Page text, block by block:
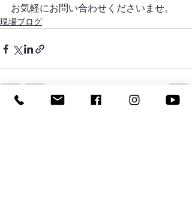
お気軽にお問い合わせくださいませ。
現場ブログ